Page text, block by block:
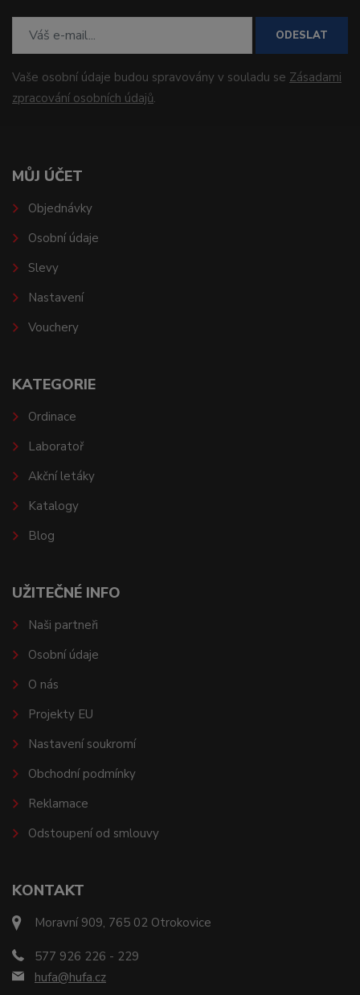
ODESLAT
Vaše osobní údaje budou spravovány v souladu se Zásadami
zpracování osobních údajů.
KONTAKT
Moravní 909, 765 02 Otrokovice
577 926 226 - 229
hufa@hufa.cz
MŮJ ÚČET
Objednávky
Osobní údaje
Slevy
Nastavení
Vouchery
KATEGORIE
Ordinace
Laboratoř
Akční letáky
Katalogy
Blog
UŽITEČNÉ INFO
Naši partneři
Osobní údaje
O nás
Projekty EU
Nastavení soukromí
Obchodní podmínky
Reklamace
Odstoupení od smlouvy